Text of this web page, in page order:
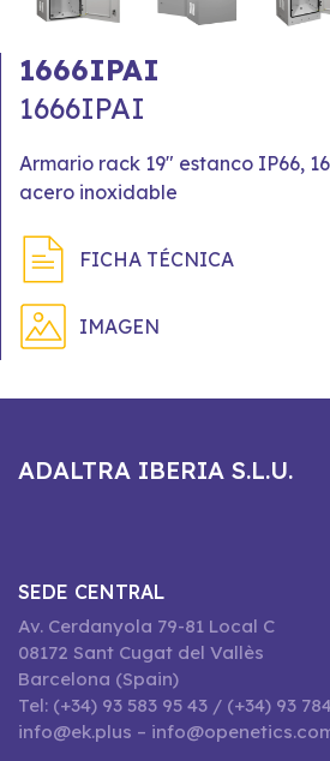
1666IPAI
1666IPAI
Armario rack 19" estanco IP66,
acero inoxidable
FICHA TÉCNICA
IMAGEN
ADALTRA IBERIA S.L.U.
SEDE CENTRAL
Av. Cerdanyola 79-81 Local C
08172 Sant Cugat del Vallès
Barcelona (Spain)
Tel: (+34) 93 583 95 43 / (+34) 93
info@ek.plus –